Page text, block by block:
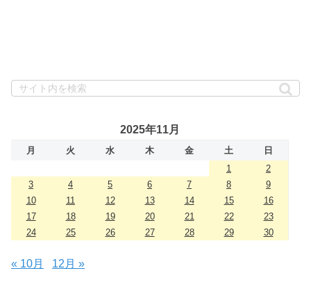
2025年11月
月 火 水 木 金 土
日
1
2
3
4 5 6 7 8
9
10
11 12 13 14 15
16
17
18 19 20 21 22
23
24
25 26 27 28 29 30
« 10月 12月 »